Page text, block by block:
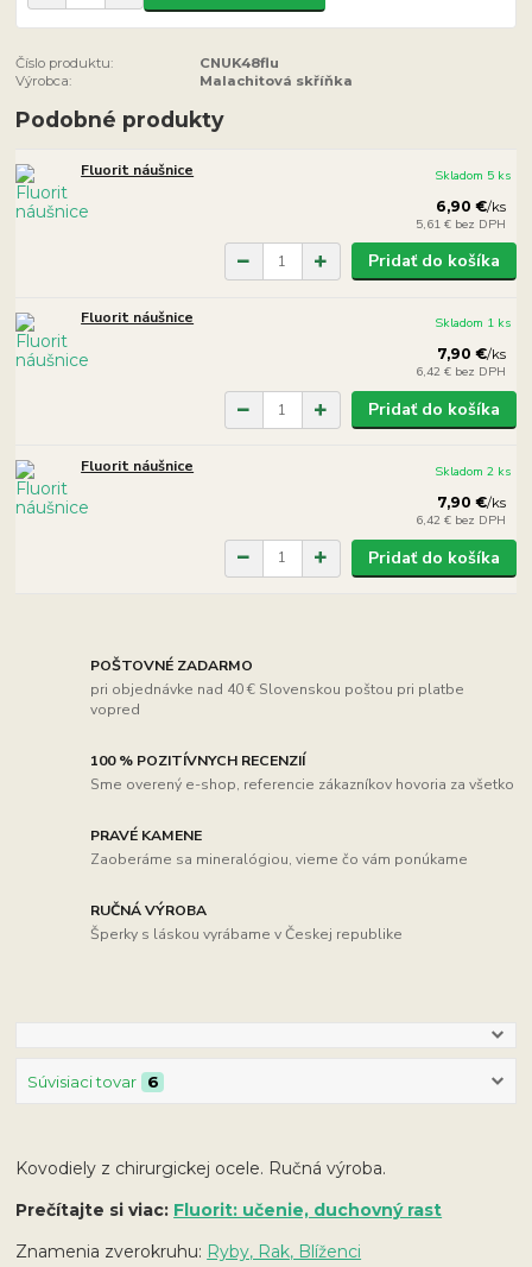
Číslo produktu:
CNUK48flu
Výrobca:
Malachitová skříňka
Podobné produkty
Fluorit náušnice
6,90 €/ks
5,61 € bez DPH
Skladom 5 ks
Pridať do košíka
Fluorit náušnice
7,90 €/ks
6,42 € bez DPH
Skladom 1 ks
Pridať do košíka
Fluorit náušnice
7,90 €/ks
6,42 € bez DPH
Skladom 2 ks
Pridať do košíka
POŠTOVNÉ ZADARMO
pri objednávke nad 40 € Slovenskou poštou pri platbe
vopred
100 % POZITÍVNYCH RECENZIÍ
Sme overený e-shop, referencie zákazníkov hovoria za všetko
PRAVÉ KAMENE
Zaoberáme sa mineralógiou, vieme čo vám ponúkame
RUČNÁ VÝROBA
Šperky s láskou vyrábame v Českej republike
Súvisiaci tovar 6
Kovodiely z chirurgickej ocele. Ručná výroba.
Prečítajte si viac: Fluorit: učenie, duchovný rast
Znamenia zverokruhu: Ryby, Rak, Blíženci